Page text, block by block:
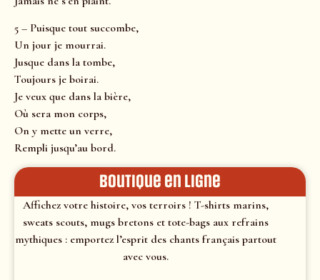
5 – Puisque tout succombe,
Un jour je mourrai.
Jusque dans la tombe,
Toujours je boirai.
Je veux que dans la bière,
Où sera mon corps,
On y mette un verre,
Rempli jusqu’au bord.
Boutique en ligne
Affichez votre histoire, vos terroirs ! T-shirts marins,
sweats scouts, mugs bretons et tote-bags aux refrains
mythiques : emportez l’esprit des chants français partout
avec vous.